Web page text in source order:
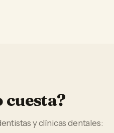
cuesta?
y clínicas dentales: